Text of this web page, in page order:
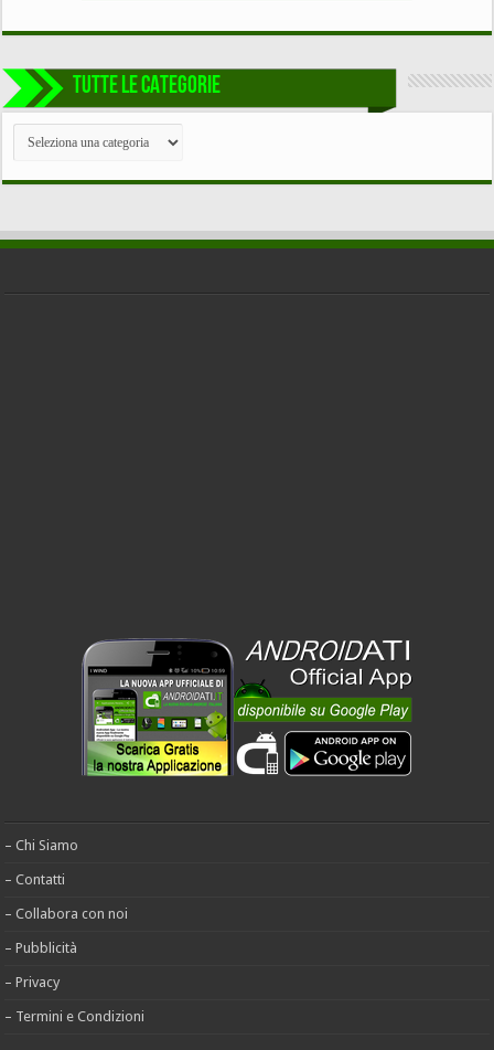
TUTTE LE CATEGORIE
TUTTE
CATEGORIE
– Chi Siamo
– Contatti
– Collabora con noi
– Pubblicità
– Privacy
– Termini e Condizioni